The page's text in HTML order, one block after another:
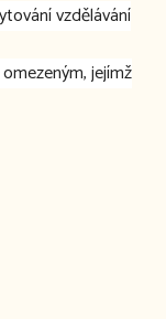
vzdělávání
jejímž